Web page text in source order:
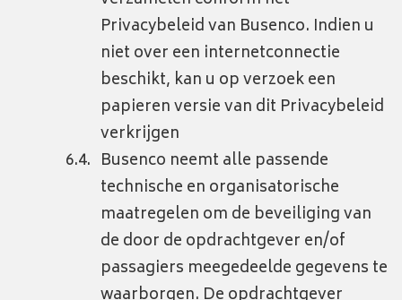
Privacybeleid van Busenco. Indien u
niet over een internetconnectie
beschikt, kan u op verzoek een
papieren versie van dit Privacybeleid
verkrijgen
Busenco neemt alle passende
technische en organisatorische
maatregelen om de beveiliging van
de door de opdrachtgever en/of
passagiers meegedeelde gegevens te